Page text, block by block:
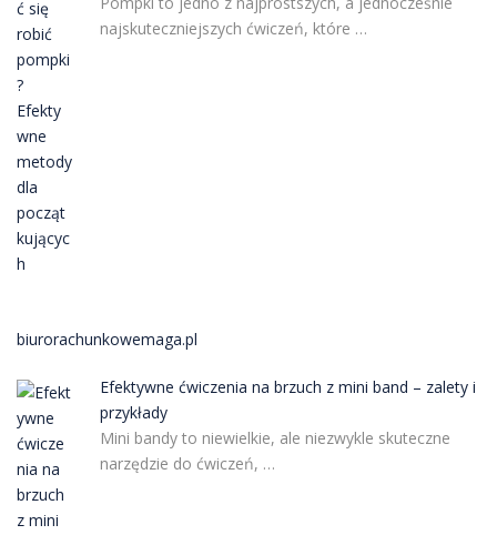
najskuteczniejszych ćwiczeń, które …
biurorachunkowemaga.pl
Efektywne ćwiczenia na brzuch z mini band – zalety i
przykłady
Mini bandy to niewielkie, ale niezwykle skuteczne
narzędzie do ćwiczeń, …